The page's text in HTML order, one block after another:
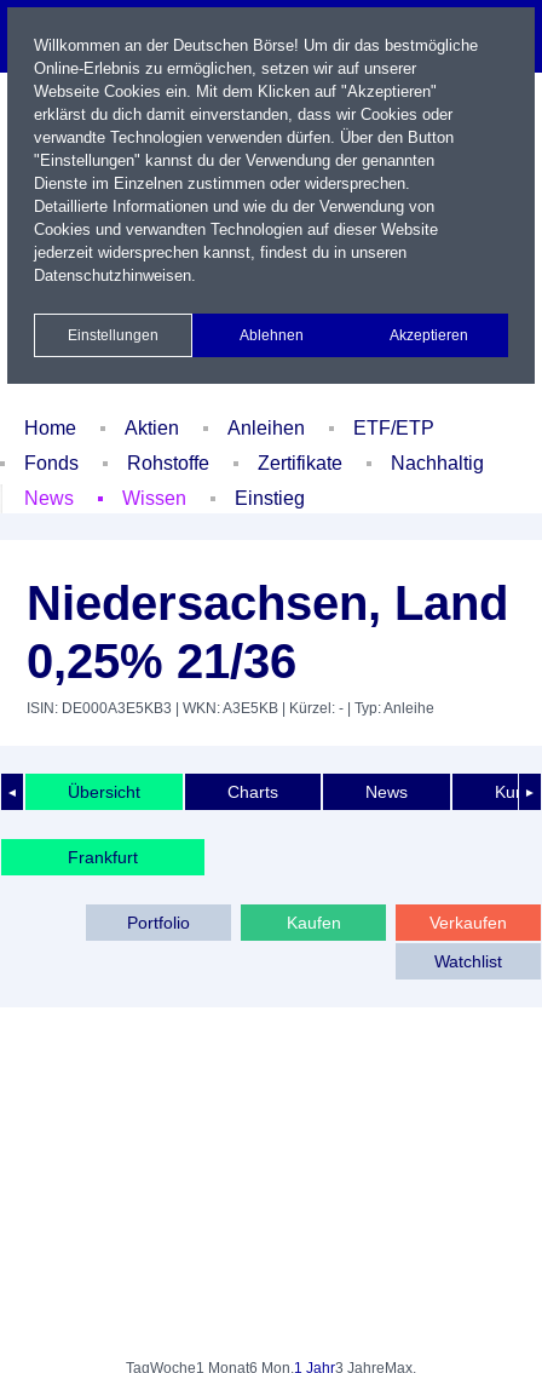
Name / WKN / ISIN / Kürzel
Xetra Realtime
Watchlist Portfolio Login
Home Aktien Anleihen
ETF/ETP
Fonds
Rohstoffe Zertifikate
Nachhaltig
News
Wissen Einstieg
Niedersachsen, Land
0,25% 21/36
ISIN: DE000A3E5KB3 | WKN: A3E5KB | Kürzel: - | Typ: Anleihe
◄ ►
Übersicht Charts News
Frankfurt
Verkaufen
Kaufen
Portfolio
Watchlist
TagWoche1 Monat6 Mon.1 Jahr3 Jahre Max.
Willkommen an der Deutschen Börse! Um dir das bestmögliche
Online-Erlebnis zu ermöglichen, setzen wir auf unserer
Webseite Cookies ein. Mit dem Klicken auf "Akzeptieren"
erklärst du dich damit einverstanden, dass wir Cookies oder
verwandte Technologien verwenden dürfen. Über den Button
"Einstellungen" kannst du der Verwendung der genannten
Dienste im Einzelnen zustimmen oder widersprechen.
Detaillierte Informationen und wie du der Verwendung von
Cookies und verwandten Technologien auf dieser Website
jederzeit widersprechen kannst, findest du in unseren
Datenschutzhinweisen.
Einstellungen Ablehnen Akzeptieren